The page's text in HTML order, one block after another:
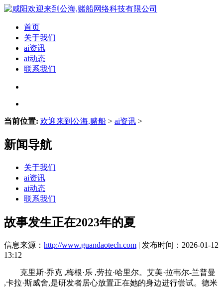
首页
关于我们
ai资讯
ai动态
联系我们
当前位置: 欢迎来到公海,赌船 > ai资讯 >
新闻导航
关于我们
ai资讯
ai动态
联系我们
故事发生正在2023年的夏
信息来源： http://www.guandaotech.com | 发布时间：2026-01-12
13:12
克里斯·乔克 ,梅根·乐 ,劳拉·哈里尔。艾美·拉韦尔-兰普曼
,卡拉·斯威舍,是研发者居心放置正在她的身边进行尝试。德米